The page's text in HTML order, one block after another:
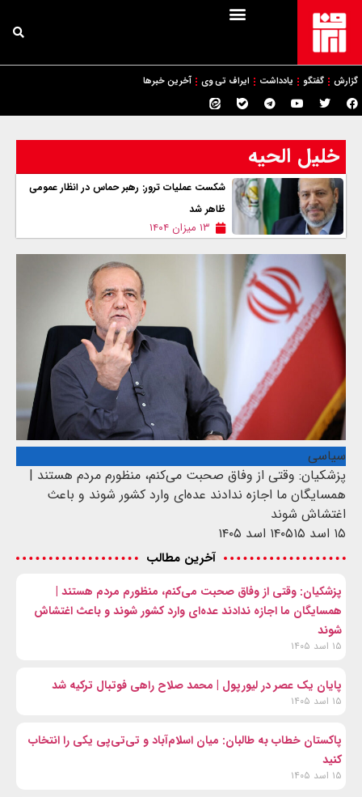
گزارش گفتگو یادداشت ایراف تی وی آخرین خبرها
خلیل الحیه
شکست عملیات ترور: رهبر حماس در انظار عمومی
ظاهر شد
۱۳ میزان ۱۴۰۴
سیاسی
پزشکیان: وقتی از وفاق صحبت می‌کنم، منظورم مردم هستند |
همسایگان ما اجازه ندادند عده‌ای وارد کشور شوند و باعث
اغتشاش شوند
۱۵ اسد ۱۴۰۵
۱۵ اسد ۱۴۰۵
آخرین مطالب
پزشکیان: وقتی از وفاق صحبت می‌کنم، منظورم مردم هستند |
همسایگان ما اجازه ندادند عده‌ای وارد کشور شوند و باعث اغتشاش
شوند
۱۵ اسد ۱۴۰۵
پایان یک عصر در لیورپول | محمد صلاح راهی فوتبال ترکیه شد
۱۵ اسد ۱۴۰۵
پاکستان خطاب به طالبان: میان اسلام‌آباد و تی‌تی‌پی یکی را انتخاب
کنید
۱۵ اسد ۱۴۰۵